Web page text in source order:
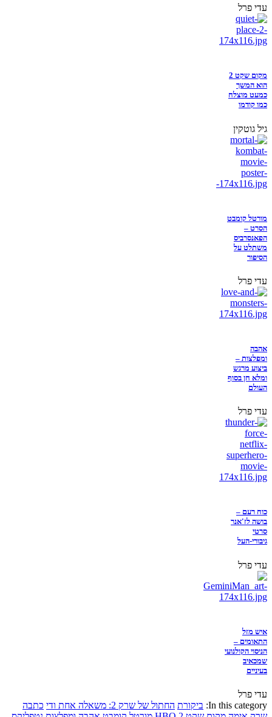
עדי פרל
מקום שקט 2
הוא המשך
כמעט מוצלח
כמו קודמו
גיל גוטקין
מורטל קומבט
הסרט –
הפאנסרביס
משתלט על
הסיפור
עדי פרל
אהבה
ומפלצות –
ביצוע מרגש
ומלא חן בסוף
העולם
עדי פרל
כוח רעם –
בושה לז'אנר
סרטי
גיבורי-העל
עדי פרל
איש מזל
התאומים –
הניסוי הקולנועי
שמכאיב
בעיניים
עדי פרל
In this category: ביקורת החתול של שרק 2: משאלה אחת ודי
כתבה